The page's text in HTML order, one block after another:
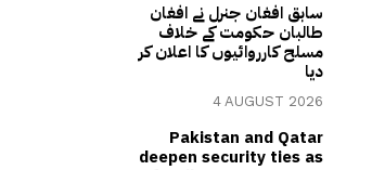
سابق افغان جنرل نے افغان
طالبان حکومت کے خلاف
مسلح کارروائیوں کا اعلان کر
دیا
4 AUGUST 2026
Pakistan and Qatar
deepen security ties as